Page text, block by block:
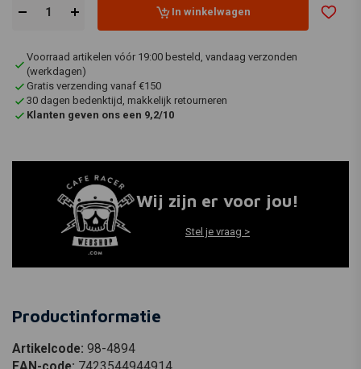
In winkelwagen
Voorraad artikelen vóór 19:00 besteld, vandaag verzonden
(werkdagen)
Gratis verzending vanaf €150
30 dagen bedenktijd, makkelijk retourneren
Klanten geven ons een 9,2/10
Wij zijn er voor jou!
Stel je vraag >
Productinformatie
Artikelcode: 98-4894